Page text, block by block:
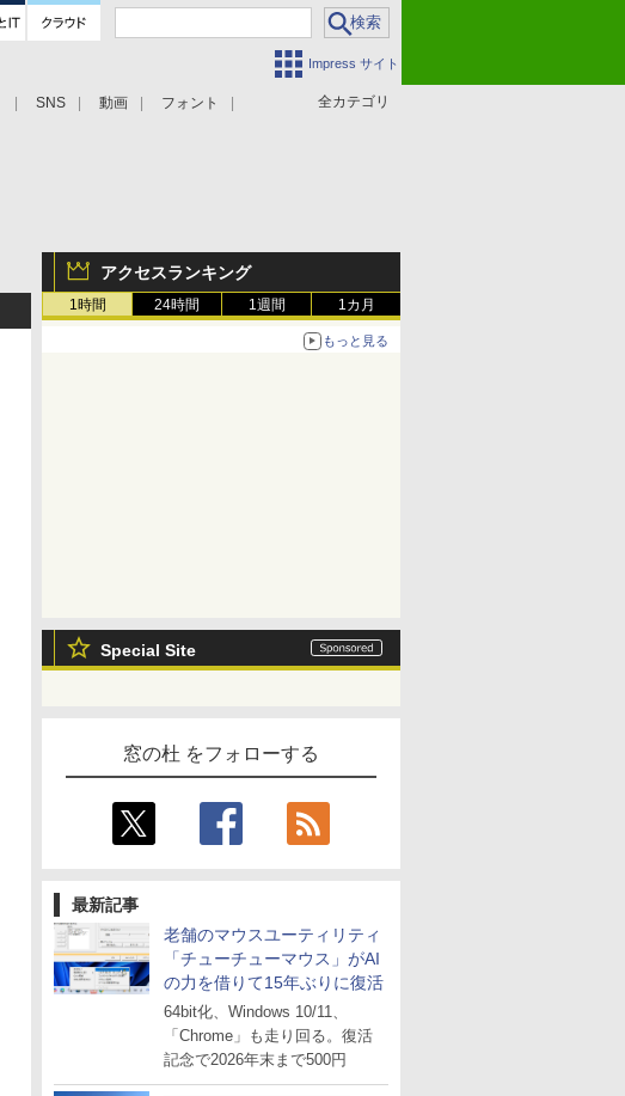
Impress サイト
全カテゴリ
SNS 動画 フォント
アクセスランキング
1時間 24時間 1週間 1カ月
もっと見る
Special Site
窓の杜 をフォローする
最新記事
老舗のマウスユーティリティ
「チューチューマウス」がAI
の力を借りて15年ぶりに復活
64bit化、Windows 10/11、
「Chrome」も走り回る。復活
記念で2026年末まで500円